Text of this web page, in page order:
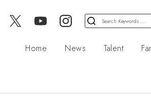
検
索
象:
Home News Talent